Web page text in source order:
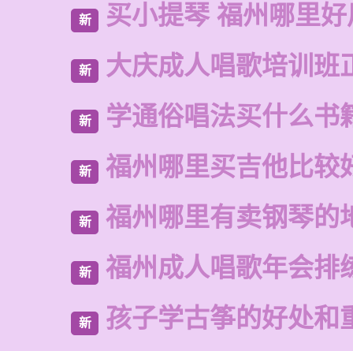
新 买小提琴 福州哪里
新 大庆成人唱歌培训班
新 学通俗唱法买什么书
新 福州哪里买吉他比较
新 福州哪里有卖钢琴的
新 福州成人唱歌年会排
新 孩子学古筝的好处和